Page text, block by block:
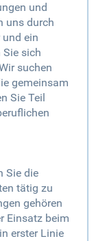
und
uns durch
ein
Sie sich
suchen
gemeinsam
Sie Teil
Sie die
tätig zu
gehören
Einsatz beim
erster Linie